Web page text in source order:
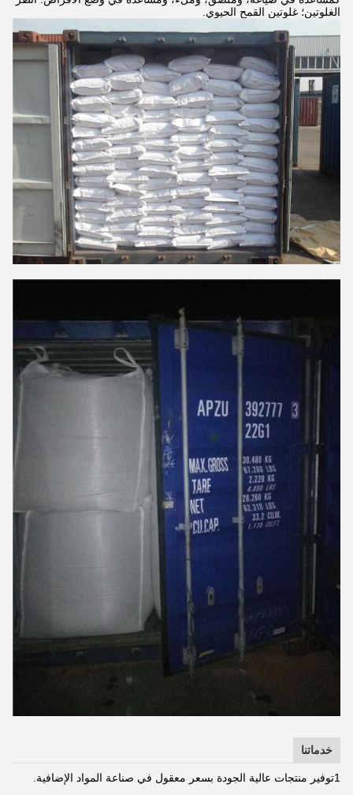
الغلوتين؛ غلوتين القمح الحيوي.
خدماتنا
1توفير منتجات عالية الجودة بسعر معقول في صناعة المواد الإضافية.